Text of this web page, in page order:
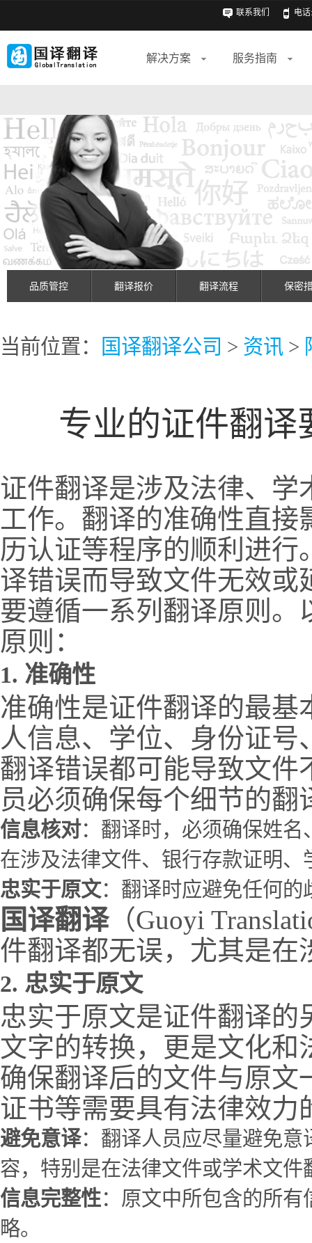
联系我们 电话
解决方案 服务指南
品质管控 翻译报价 翻译流程 保密
当前位置： 国译翻译公司 > 资讯 >
专业的证件翻译
证件翻译是涉及法律、
工作。翻译的准确性直
历认证等程序的顺利进
译错误而导致文件无效或
要遵循一系列翻译原则
原则：
1. 准确性
准确性是证件翻译的最
人信息、学位、身份证
翻译错误都可能导致文件
员必须确保每个细节的翻
信息核对：翻译时，必须确保姓
在涉及法律文件、银行存款证明、
忠实于原文：翻译时应避免任何的
国译翻译（Guoyi
件翻译都无误，尤其是在
2. 忠实于原文
忠实于原文是证件翻译
文字的转换，更是文化
确保翻译后的文件与原文
证书等需要具有法律效力
避免意译：翻译人员应尽量避免
容，特别是在法律文件或学术文件
信息完整性：原文中所包含的所
略。